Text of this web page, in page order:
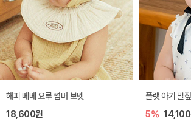
해피 베베 요루 썸머 보넷
18,600원
플랫 아기 밀
5%